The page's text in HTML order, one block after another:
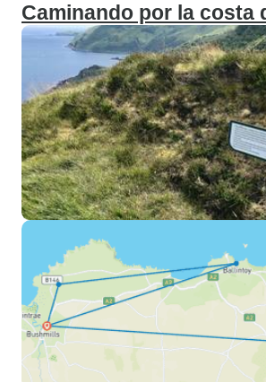
Caminando por la costa